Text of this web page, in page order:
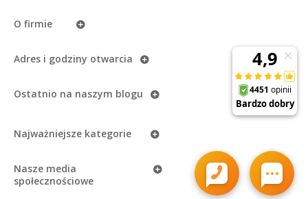
O firmie
Adres i godziny otwarcia
Ostatnio na naszym blogu
Najważniejsze kategorie
Nasze media
społecznościowe